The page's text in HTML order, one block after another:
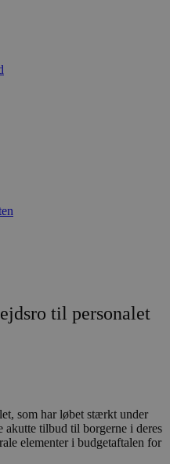
til personalet
som har løbet stærkt under
akutte tilbud til borgerne i deres
elementer i budgetaftalen for